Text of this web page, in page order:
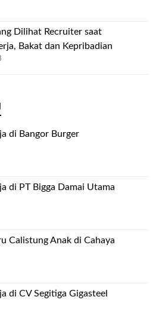
Dilihat Recruiter saat
Bakat dan Kepribadian
di Bangor Burger
di PT Bigga Damai Utama
Calistung Anak di Cahaya
di CV Segitiga Gigasteel